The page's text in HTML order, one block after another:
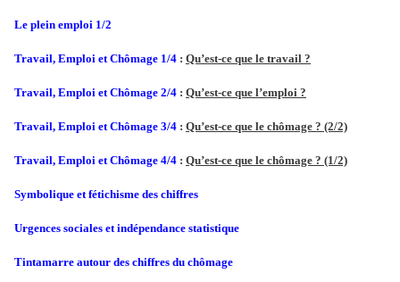
Le plein emploi 1/2
Travail, Emploi et Chômage 1/4 : Qu’est-ce que le travail ?
Travail, Emploi et Chômage 2/4 : Qu’est-ce que l’emploi ?
Travail, Emploi et Chômage 3/4 : Qu’est-ce que le chômage ? (2/2)
Travail, Emploi et Chômage 4/4 : Qu’est-ce que le chômage ? (1/2)
Symbolique et fétichisme des chiffres
Urgences sociales et indépendance statistique
Tintamarre autour des chiffres du chômage